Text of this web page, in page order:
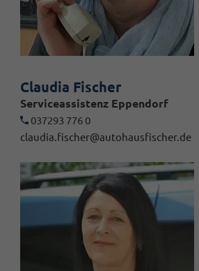
Claudia Fischer
Serviceassistenz Eppendorf
037293 776 0
claudia.fischer@autohausfischer.de